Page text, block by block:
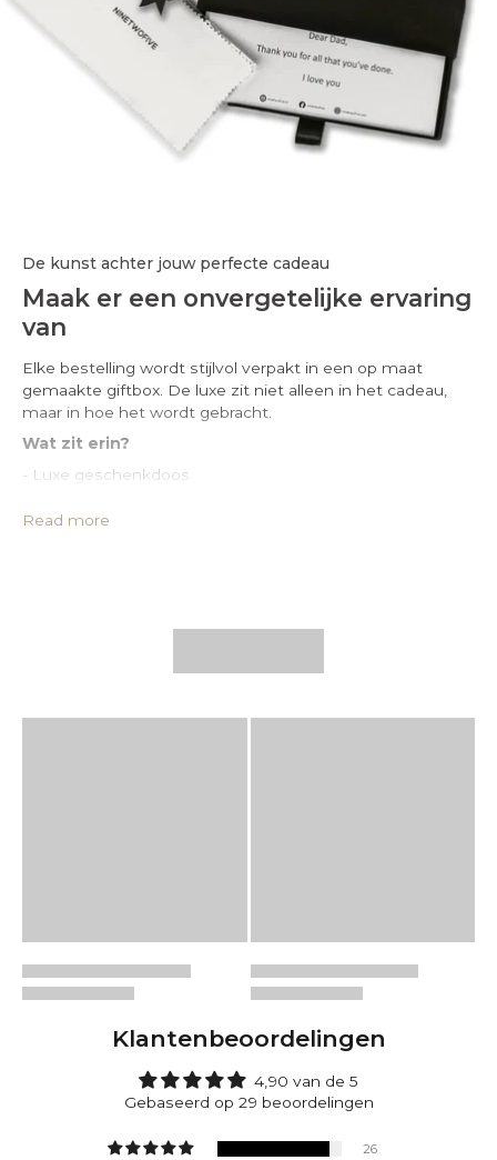
De kunst achter jouw perfecte cadeau
Maak er een onvergetelijke ervaring
van
Elke bestelling wordt stijlvol verpakt in een op maat
gemaakte giftbox. De luxe zit niet alleen in het cadeau,
maar in hoe het wordt gebracht.
Wat zit erin?
- Luxe geschenkdoos
- Geïmpregneerde zilverpoetsdoek
Read more
Klantenbeoordelingen
4,90 van de 5
Gebaseerd op 29 beoordelingen
26